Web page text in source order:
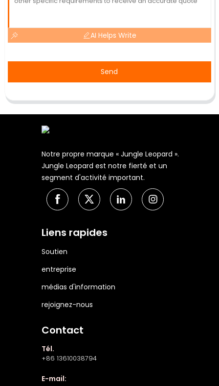
AI Helps Write
Send
Notre propre marque « Jungle Leopard ».
Jungle Leopard est notre fierté et un
segment d'activité important.
Liens rapides
Soutien
entreprise
médias d'information
rejoignez-nous
Contact
Tél.
+86 13610038794
E-mail: